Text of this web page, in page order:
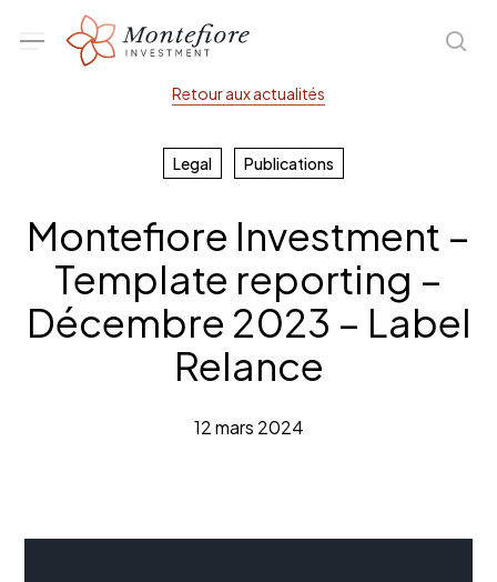
Menu
Retour aux actualités
Legal Publications
Montefiore Investment –
Template reporting –
Décembre 2023 – Label
Relance
12 mars 2024